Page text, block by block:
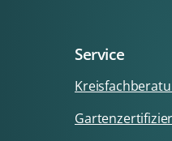
Service